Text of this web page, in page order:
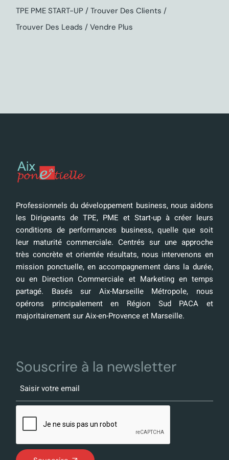
TPE PME START-UP
Trouver Des Clients
Trouver Des Leads
Vendre Plus
Professionnels du développement business, nous aidons
les Dirigeants de TPE, PME et Start-up à créer leurs
conditions de performances business, quelle que soit
leur maturité commerciale. Centrés sur une approche
très concrète et orientée résultats, nous intervenons en
mission ponctuelle, en accompagnement dans la durée,
ou en Direction Commerciale et Marketing en temps
partagé. Basés sur Aix-Marseille Métropole, nous
opérons principalement en Région Sud PACA et
majoritairement sur Aix-en-Provence et Marseille.
Souscrire à la newsletter